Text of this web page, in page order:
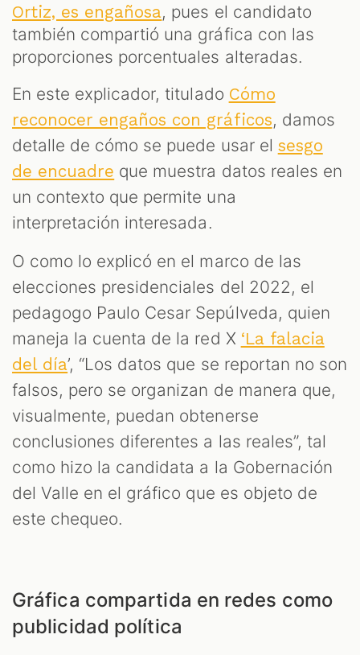
Ortiz, es engañosa, pues el candidato
también compartió una gráfica con las
proporciones porcentuales alteradas.
En este explicador, titulado Cómo
reconocer engaños con gráficos, damos
detalle de cómo se puede usar el sesgo
de encuadre que muestra datos reales en
un contexto que permite una
interpretación interesada.
O como lo explicó en el marco de las
elecciones presidenciales del 2022, el
pedagogo Paulo Cesar Sepúlveda, quien
maneja la cuenta de la red X ‘La falacia
del día’, “Los datos que se reportan no son
falsos, pero se organizan de manera que,
visualmente, puedan obtenerse
conclusiones diferentes a las reales”, tal
como hizo la candidata a la Gobernación
del Valle en el gráfico que es objeto de
este chequeo.
Gráfica compartida en redes como
publicidad política